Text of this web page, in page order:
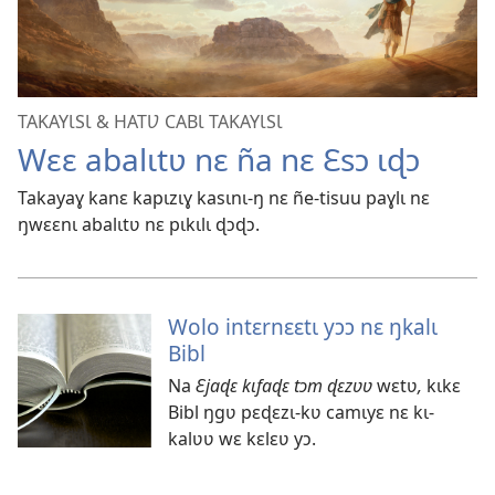
TAKAYƖSƖ & HATƲ CABƖ TAKAYƖSƖ
Wɛɛ abalɩtʋ nɛ ña nɛ Ɛsɔ ɩɖɔ
Takayaɣ kanɛ kapɩzɩɣ kasɩnɩ-ŋ nɛ ñe-tisuu paɣlɩ nɛ
ŋwɛɛnɩ abalɩtʋ nɛ pɩkɩlɩ ɖɔɖɔ.
Wolo intɛrnɛɛtɩ yɔɔ nɛ ŋkalɩ
Bibl
Na Ɛjaɖɛ kɩfaɖɛ tɔm ɖɛzʋʋwɛtʋ, kɩkɛ
Bibl ŋgʋ pɛɖɛzɩ-kʋ camɩyɛ nɛ kɩ-
kalʋʋ wɛ kɛlɛʋ yɔ.